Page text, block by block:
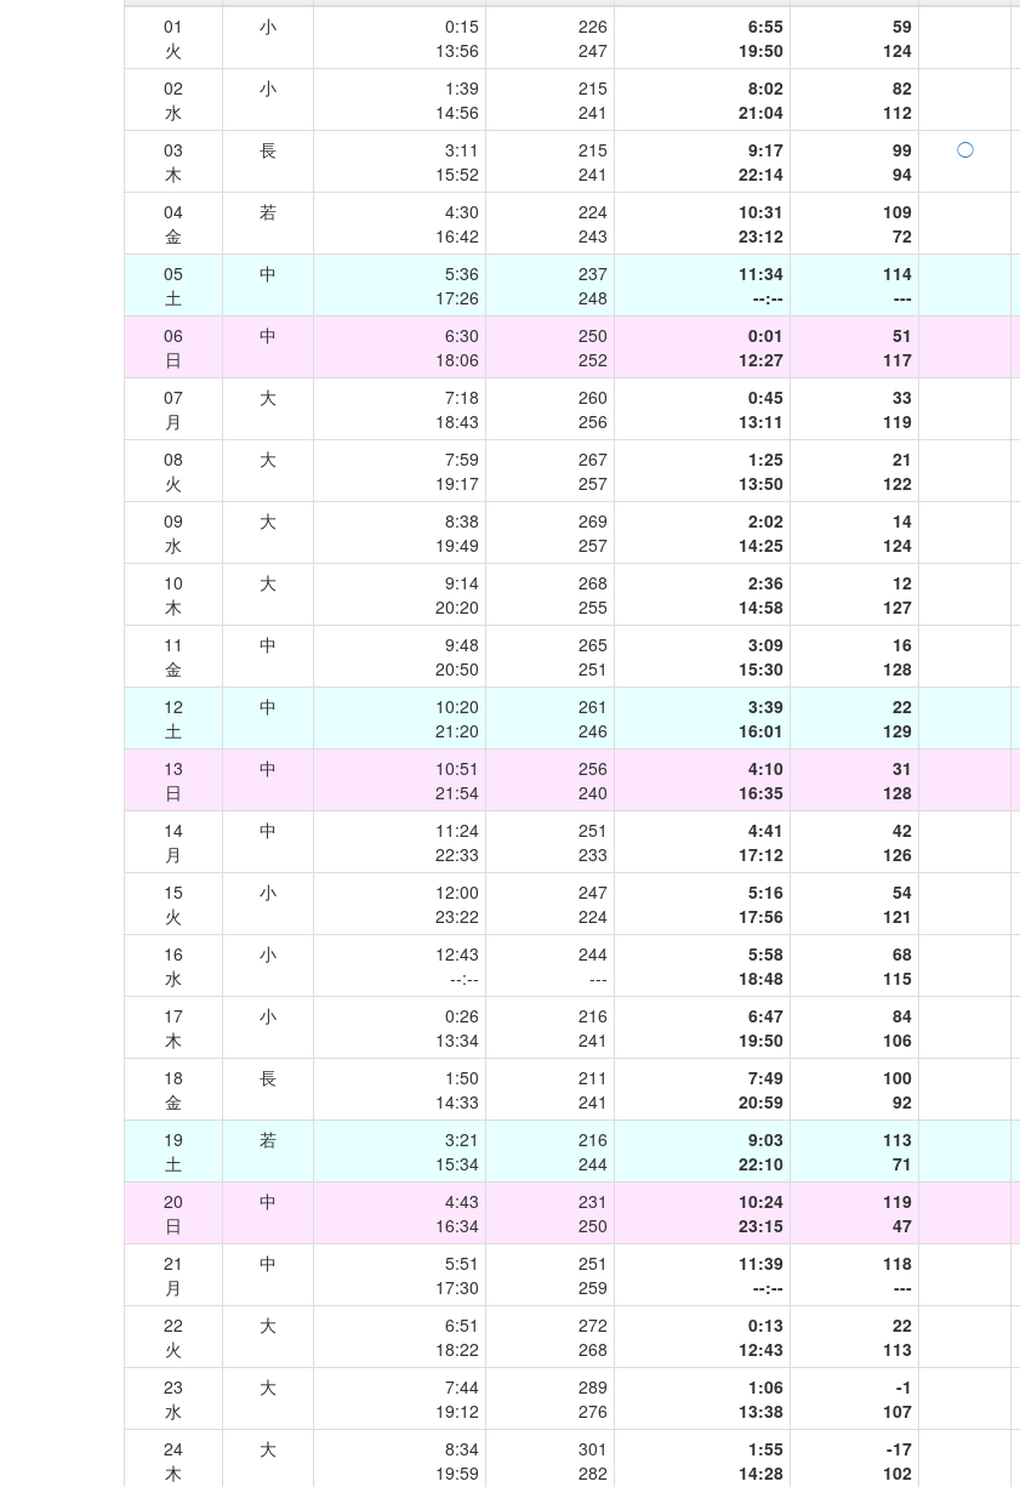
01
火
小
0:15
13:56
226
247
6:55
19:50
59
124
02
水
小
1:39
14:56
215
241
8:02
21:04
82
112
03
木
長
3:11
15:52
215
241
9:17
22:14
99
94
◯
04
金
若
4:30
16:42
224
243
10:31
23:12
109
72
05
土
中
5:36
17:26
237
248
11:34
--:--
114
---
06
日
中
6:30
18:06
250
252
0:01
12:27
51
117
07
月
大
7:18
18:43
260
256
0:45
13:11
33
119
08
火
大
7:59
19:17
267
257
1:25
13:50
21
122
09
水
大
8:38
19:49
269
257
2:02
14:25
14
124
10
木
大
9:14
20:20
268
255
2:36
14:58
12
127
11
金
中
9:48
20:50
265
251
3:09
15:30
16
128
12
土
中
10:20
21:20
261
246
3:39
16:01
22
129
13
日
中
10:51
21:54
256
240
4:10
16:35
31
128
14
月
中
11:24
22:33
251
233
4:41
17:12
42
126
15
火
小
12:00
23:22
247
224
5:16
17:56
54
121
16
水
小
12:43
--:--
244
---
5:58
18:48
68
115
17
木
小
0:26
13:34
216
241
6:47
19:50
84
106
18
金
長
1:50
14:33
211
241
7:49
20:59
100
92
19
土
若
3:21
15:34
216
244
9:03
22:10
113
71
20
日
中
4:43
16:34
231
250
10:24
23:15
119
47
21
月
中
5:51
17:30
251
259
11:39
--:--
118
---
22
火
大
6:51
18:22
272
268
0:13
12:43
22
113
23
水
大
7:44
19:12
289
276
1:06
13:38
-1
107
24
木
大
8:34
19:59
301
282
1:55
14:28
-17
102